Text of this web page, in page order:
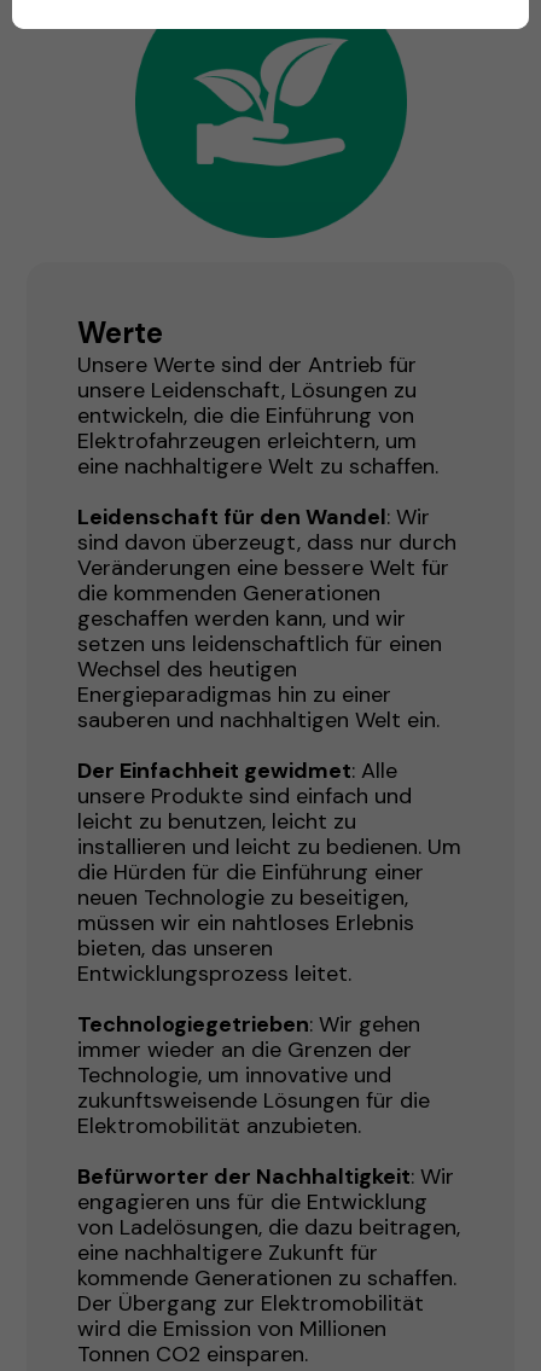
Werte
Unsere Werte sind der Antrieb für
unsere Leidenschaft, Lösungen zu
entwickeln, die die Einführung von
Elektrofahrzeugen erleichtern, um
eine nachhaltigere Welt zu schaffen.
Leidenschaft für den Wandel: Wir
sind davon überzeugt, dass nur durch
Veränderungen eine bessere Welt für
die kommenden Generationen
geschaffen werden kann, und wir
setzen uns leidenschaftlich für einen
Wechsel des heutigen
Energieparadigmas hin zu einer
sauberen und nachhaltigen Welt ein.
Der Einfachheit gewidmet: Alle
unsere Produkte sind einfach und
leicht zu benutzen, leicht zu
installieren und leicht zu bedienen. Um
die Hürden für die Einführung einer
neuen Technologie zu beseitigen,
müssen wir ein nahtloses Erlebnis
bieten, das unseren
Entwicklungsprozess leitet.
Technologiegetrieben: Wir gehen
immer wieder an die Grenzen der
Technologie, um innovative und
zukunftsweisende Lösungen für die
Elektromobilität anzubieten.
Befürworter der Nachhaltigkeit: Wir
engagieren uns für die Entwicklung
von Ladelösungen, die dazu beitragen,
eine nachhaltigere Zukunft für
kommende Generationen zu schaffen.
Der Übergang zur Elektromobilität
wird die Emission von Millionen
Tonnen CO2 einsparen.